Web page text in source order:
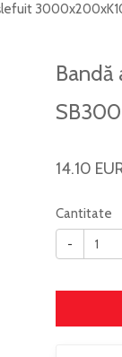
14.10
Cantitate
-